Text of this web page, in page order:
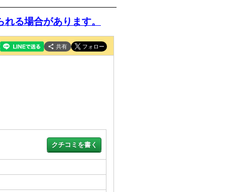
る場合があります。
共有